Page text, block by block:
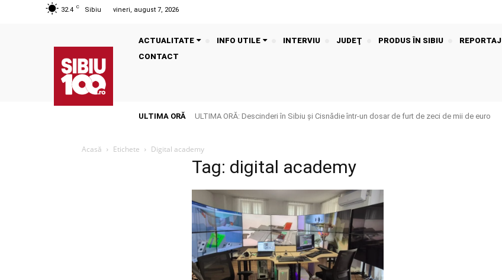
32.4 C Sibiu vineri, august 7, 2026
ACTUALITATE INFO UTILE INTERVIU JUDEŢ PRODUS ÎN SIBIU REPORTAJ
CONTACT
ULTIMA ORĂ ULTIMA ORĂ: Descinderi în Sibiu și Cisnădie într-un dosar de furt de zeci de mii de euro
Acasă Etichete Digital academy
Tag: digital academy